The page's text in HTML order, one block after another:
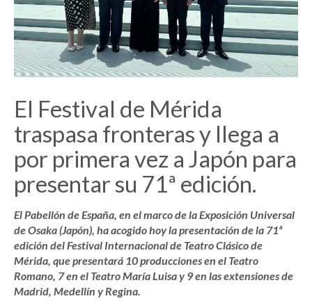
El Festival de Mérida
traspasa fronteras y llega a
por primera vez a Japón para
presentar su 71ª edición.
El Pabellón de España, en el marco de la Exposición Universal
de Osaka (Japón), ha acogido hoy la presentación de la 71ª
edición del Festival Internacional de Teatro Clásico de
Mérida, que presentará 10 producciones en el Teatro
Romano, 7 en el Teatro María Luisa y 9 en las extensiones de
Madrid, Medellín y Regina.